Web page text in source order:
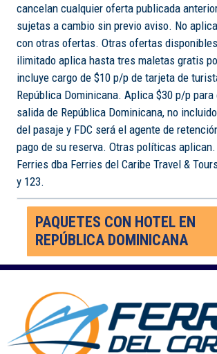
cancelan cualquier oferta publicada
sujetas a cambio sin previo aviso. No
con otras ofertas. Otras ofertas
ilimitado aplica hasta tres maletas gratis
incluye cargo de $10 p/p de tarjeta de
República Dominicana. Aplica $30 p/p
salida de República Dominicana, no
del pasaje y FDC será el agente de
pago de su reserva. Otras políticas
Ferries dba Ferries del Caribe Travel &
y 123.
PAQUETES CON HOTEL EN
REPÚBLICA DOMINICANA